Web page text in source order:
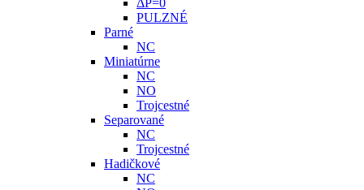
ΔP=0
PULZNÉ
Parné
NC
Miniatúrne
NC
NO
Trojcestné
Separované
NC
Trojcestné
Hadičkové
NC